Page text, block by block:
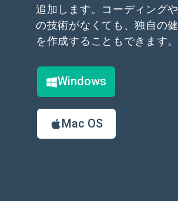
追加します。コーディング
の技術がなくても、独自の
を作成することもできます。
Windows
Mac OS